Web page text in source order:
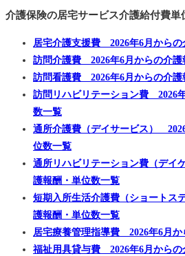
介護保険の居宅サービス介護給付費単
居宅介護支援費 2026年6月から
訪問介護費 2026年6月からの介護
訪問看護費 2026年6月からの介護
訪問リハビリテーション費 2026
数一覧
通所介護費（デイサービス）
位数一覧
通所リハビリテーション費（デイ
護報酬・単位数一覧
短期入所生活介護費（ショートス
護報酬・単位数一覧
居宅療養管理指導費 2026年6月
福祉用具貸与費 2026年6月からの